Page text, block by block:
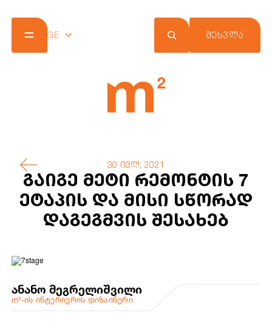
GE ᲨᲔᲡᲕᲚᲐ
30 ივლ, 2021
გაიგე მეტი რემონტის 7
ეტაპის და მისი სწორად
დაგეგმვის შესახებ
ანანო მეგრელიშვილი
m²-ის ინტერიერის დიზაინერი